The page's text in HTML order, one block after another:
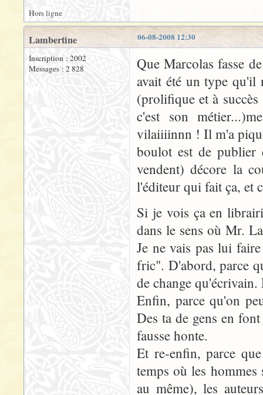
Hors ligne
06-08-2008 12:30
Lambertine
Inscription : 2002
Messages : 2 828
Que Marcolas fasse
avait été un type qu'il
(prolifique et à
c'est son
vilaiiiinnn ! Il m'a
boulot est de publier
vendent) décore la
l'éditeur qui fait ça, et
Si je vois ça en
dans le sens où Mr.
Je ne vais pas lui
fric". D'abord, parce
de change
Enfin, parce qu'on
Des ta de gens en
fausse honte.
Et re-enfin, parce
temps où les
au même), les